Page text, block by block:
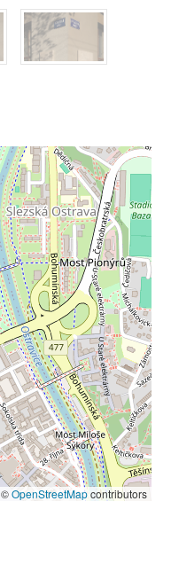
©OpenStreetMapcontributors